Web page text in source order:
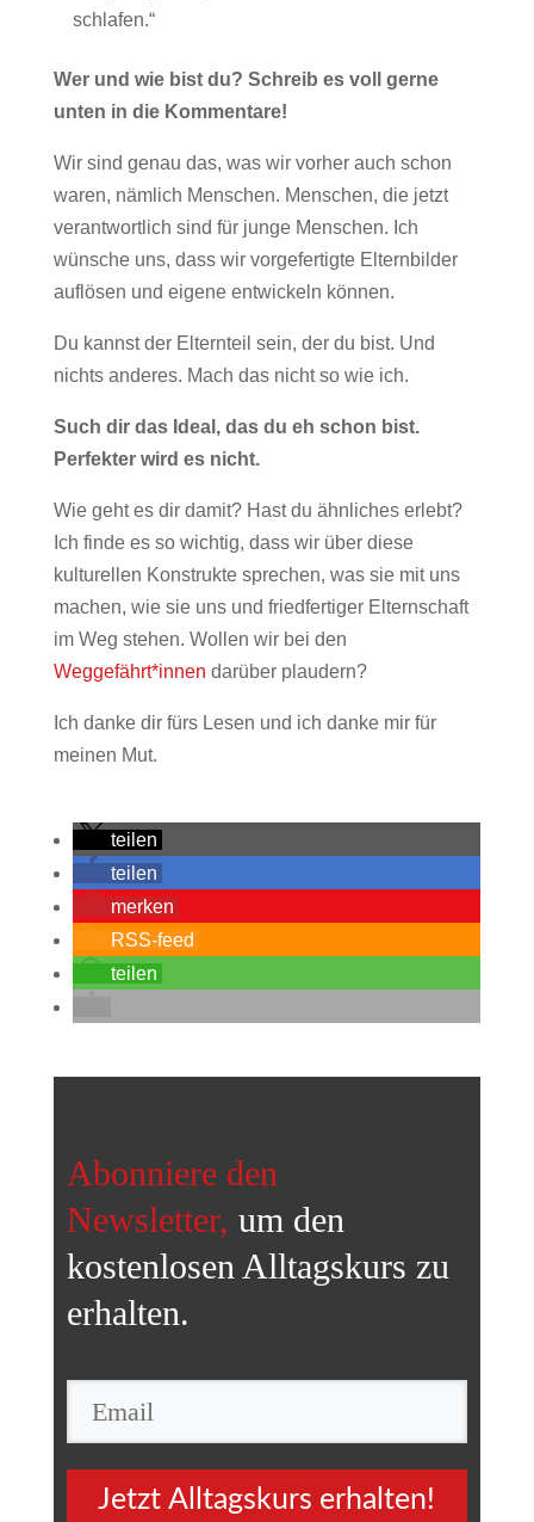
schlafen.“
Wer und wie bist du? Schreib es voll gerne
unten in die Kommentare!
Wir sind genau das, was wir vorher auch schon
waren, nämlich Menschen. Menschen, die jetzt
verantwortlich sind für junge Menschen. Ich
wünsche uns, dass wir vorgefertigte Elternbilder
auflösen und eigene entwickeln können.
Du kannst der Elternteil sein, der du bist. Und
nichts anderes. Mach das nicht so wie ich.
Such dir das Ideal, das du eh schon bist.
Perfekter wird es nicht.
Wie geht es dir damit? Hast du ähnliches erlebt?
Ich finde es so wichtig, dass wir über diese
kulturellen Konstrukte sprechen, was sie mit uns
machen, wie sie uns und friedfertiger Elternschaft
im Weg stehen. Wollen wir bei den
Weggefährt*innen darüber plaudern?
Ich danke dir fürs Lesen und ich danke mir für
meinen Mut.
teilen
teilen
merken
RSS-feed
teilen
Abonniere den
Newsletter, um den
kostenlosen Alltagskurs zu
erhalten.
Jetzt Alltagskurs erhalten!